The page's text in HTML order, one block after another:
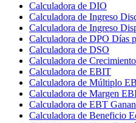
Calculadora de DIO
Calculadora de Ingreso
Calculadora de Ingreso
Calculadora de DPO Días
Calculadora de DSO
Calculadora de
Calculadora de EBIT
Calculadora de Múltiplo
Calculadora de Margen
Calculadora de EBT
Calculadora de Beneficio